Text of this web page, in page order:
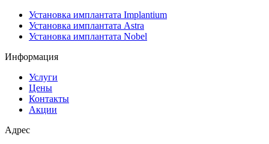
Установка имплантата Implantium
Установка имплантата Astra
Установка имплантата Nobel
Информация
Услуги
Цены
Контакты
Акции
Адрес